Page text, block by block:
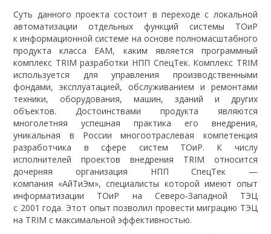
Суть данного проекта состоит в переходе с локальной
автоматизации отдельных функций системы ТОиР
к информационной системе на основе полномасштабного
продукта класса EAM, каким является программный
комплекс TRIM разработки НПП СпецТек. Комплекс TRIM
используется для управления производственными
фондами, эксплуатацией, обслуживанием и ремонтами
техники, оборудования, машин, зданий и других
объектов. Достоинствами продукта являются
многолетняя успешная практика его внедрения,
уникальная в России многоотраслевая компетенция
разработчика в сфере систем ТОиР. К числу
исполнителей проектов внедрения TRIM относится
дочерняя организация НПП СпецТек —
компания «АйТиЭм», специалисты которой имеют опыт
информатизации ТОиР на Северо-Западной ТЭЦ
с 2001 года. Этот опыт позволил провести миграцию ТЭЦ
на TRIM с максимальной эффективностью.